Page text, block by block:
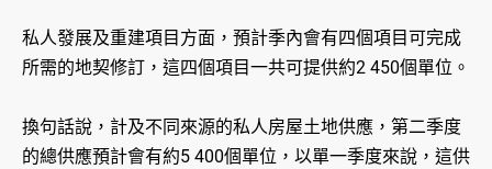
私人發展及重建項目方面，預計季內會有四個項目可完成
所需的地契修訂，這四個項目一共可提供約2 450個單位。
換句話說，計及不同來源的私人房屋土地供應，第二季度
的總供應預計會有約5 400個單位，以單一季度來說，這供